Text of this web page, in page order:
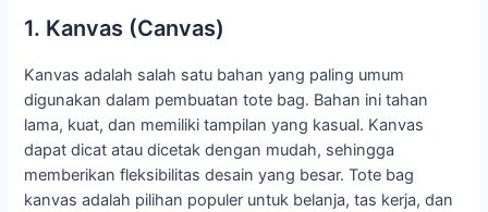
1. Kanvas (Canvas)
Kanvas adalah salah satu bahan yang paling umum
digunakan dalam pembuatan tote bag. Bahan ini tahan
lama, kuat, dan memiliki tampilan yang kasual. Kanvas
dapat dicat atau dicetak dengan mudah, sehingga
memberikan fleksibilitas desain yang besar. Tote bag
kanvas adalah pilihan populer untuk belanja, tas kerja, dan